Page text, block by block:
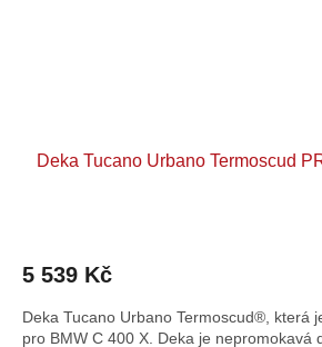
Deka Tucano Urbano Termoscud
5 539 Kč
Deka Tucano Urbano Termoscud®, která
pro BMW C 400 X. Deka je nepromokavá